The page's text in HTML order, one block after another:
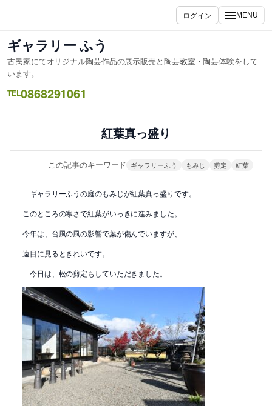
ス
キ
ッ
プ
ログイン MENU
ギャラリー ふう
古民家にてオリジナル陶芸作品の展示販売と陶芸教室・陶芸体験をして
います。
TEL0868291061
紅葉真っ盛り
この記事のキーワード ギャラリーふう もみじ 剪定 紅葉
ギャラリーふうの庭のもみじが紅葉真っ盛りです。
このところの寒さで紅葉がいっきに進みました。
今年は、台風の風の影響で葉が傷んでいますが、
遠目に見るときれいです。
今日は、松の剪定もしていただきました。